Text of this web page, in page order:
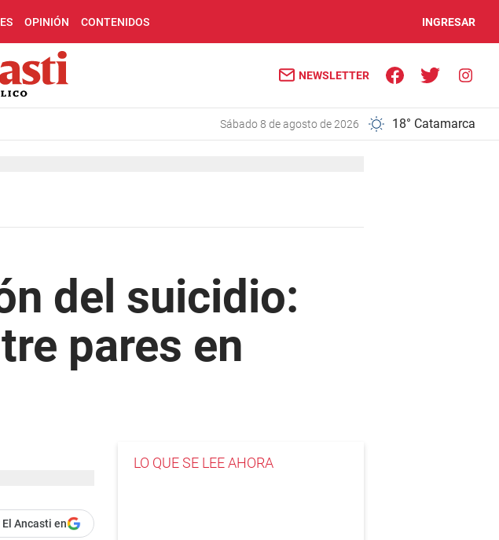
OPINIÓN CONTENIDOS INGRESAR
NEWSLETTER
sábado 8 de agosto de 2026 18° Catamarca
del suicidio:
pares en
Ancasti en
LO QUE SE LEE AHORA